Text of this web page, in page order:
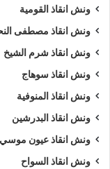
ونش انقاذ القومية
ونش انقاذ مصطفى
ونش انقاذ شرم الشيخ
ونش انقاذ سوهاج
ونش انقاذ المنوفية
ونش انقاذ البدرشين
ونش انقاذ عيون موسي
ونش انقاذ السواح